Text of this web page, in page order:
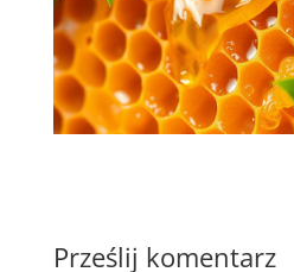
Prześlij komentarz